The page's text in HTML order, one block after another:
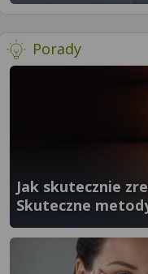
Porady- więcej
}" />
Jak skutecznie
Skuteczne